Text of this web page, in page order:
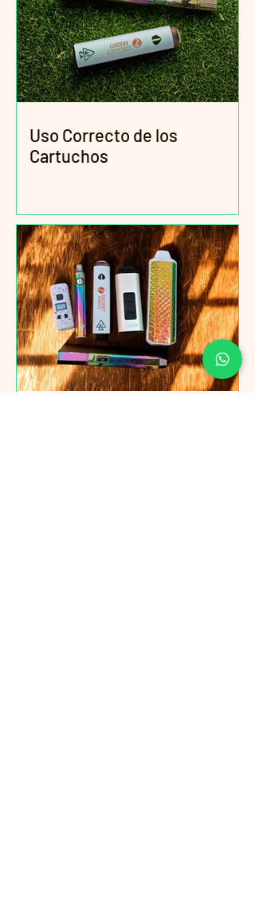
Uso Correcto de los
Cartuchos